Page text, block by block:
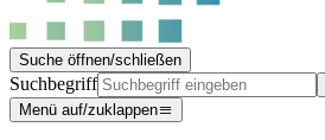
Suche öffnen/schließen
Suchbegriff
Menü auf/zuklappen